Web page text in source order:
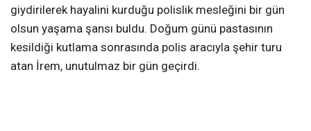
giydirilerek hayalini kurduğu polislik mesleğini bir gün
olsun yaşama şansı buldu. Doğum günü pastasının
kesildiği kutlama sonrasında polis aracıyla şehir turu
atan İrem, unutulmaz bir gün geçirdi.